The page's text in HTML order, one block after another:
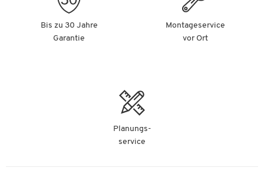
Bis zu 30 Jahre
Garantie
Montageservice
vor Ort
Planungs-
service